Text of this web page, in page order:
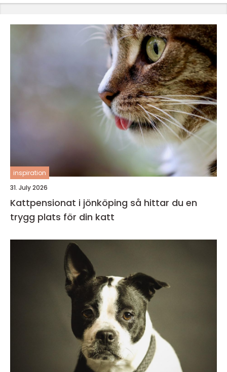
inspiration
31. July 2026
Kattpensionat i jönköping så hittar du en
trygg plats för din katt